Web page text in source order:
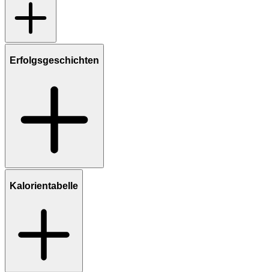
Erfolgsgeschichten
Kalorientabelle